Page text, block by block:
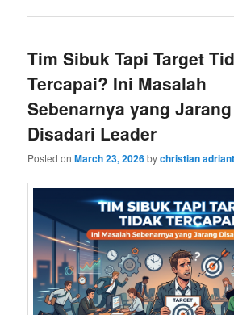
Tim Sibuk Tapi Target
Tercapai? Ini Masalah
Sebenarnya yang Jarang
Disadari Leader
Posted onMarch 23, 2026bychristian